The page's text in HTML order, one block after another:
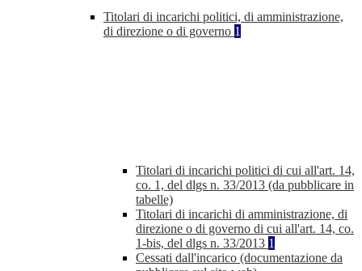
Titolari di incarichi politici, di amministrazione,
di direzione o di governo 1
Titolari di incarichi politici di cui all'art. 14,
co. 1, del dlgs n. 33/2013 (da pubblicare in
tabelle)
Titolari di incarichi di amministrazione, di
direzione o di governo di cui all'art. 14, co.
1-bis, del dlgs n. 33/2013 1
Cessati dall'incarico (documentazione da